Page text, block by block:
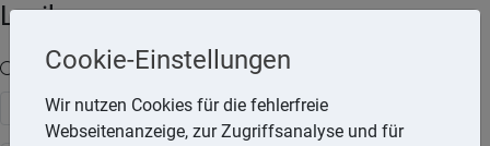
Lexika
Volltext-Suche in den Lexika
Suchen
Cookie-Einstellungen
Wir nutzen Cookies für die fehlerfreie
Webseitenanzeige, zur Zugriffsanalyse und für